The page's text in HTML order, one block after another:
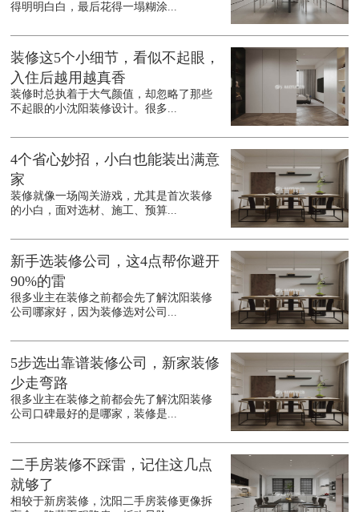
得明明白白，最后花得一塌糊涂...
装修这5个小细节，看似不起眼，
入住后越用越真香
装修时总执着于大气颜值，却忽略了那些
不起眼的小沈阳装修设计。很多...
4个省心妙招，小白也能装出满意
家
装修就像一场闯关游戏，尤其是首次装修
的小白，面对选材、施工、预算...
新手选装修公司，这4点帮你避开
90%的雷
很多业主在装修之前都会先了解沈阳装修
公司哪家好，因为装修选对公司...
5步选出靠谱装修公司，新家装修
少走弯路
很多业主在装修之前都会先了解沈阳装修
公司口碑最好的是哪家，装修是...
二手房装修不踩雷，记住这几点
就够了
相较于新房装修，沈阳二手房装修更像拆